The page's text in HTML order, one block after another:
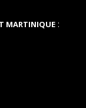
MARTINIQUE: